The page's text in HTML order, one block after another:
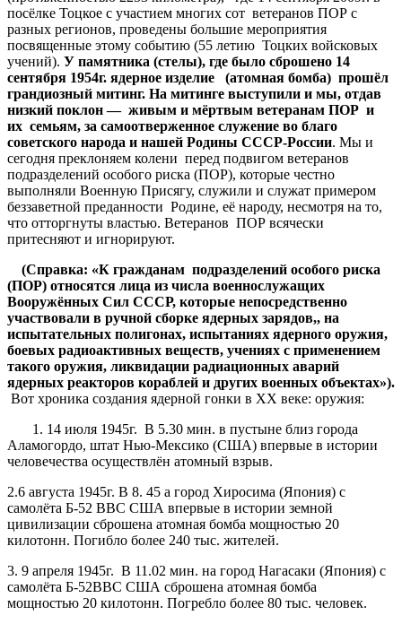
посёлке Тоцкое с участием многих сот ветеранов ПОР с
разных регионов, проведены большие мероприятия
посвященные этому событию (55 летию Тоцких войсковых
учений). У памятника (стелы), где было сброшено 14
сентября 1954г. ядерное изделие (атомная бомба) прошёл
грандиозный митинг. На митинге выступили и мы, отдав
низкий поклон — живым и мёртвым ветеранам ПОР и
их семьям, за самоотверженное служение во благо
советского народа и нашей Родины СССР-России. Мы и
сегодня преклоняем колени перед подвигом ветеранов
подразделений особого риска (ПОР), которые честно
выполняли Военную Присягу, служили и служат примером
беззаветной преданности Родине, её народу, несмотря на то,
что отторгнуты властью. Ветеранов ПОР всячески
притесняют и игнорируют.
(Справка: «К гражданам подразделений особого риска
(ПОР) относятся лица из числа военнослужащих
Вооружённых Сил СССР, которые непосредственно
участвовали в ручной сборке ядерных зарядов,, на
испытательных полигонах, испытаниях ядерного оружия,
боевых радиоактивных веществ, учениях с применением
такого оружия, ликвидации радиационных аварий
ядерных реакторов кораблей и других военных объектах»).
Вот хроника создания ядерной гонки в ХХ веке: оружия:
1. 14 июля 1945г. В 5.30 мин. в пустыне близ города
Аламогордо, штат Нью-Мексико (США) впервые в истории
человечества осуществлён атомный взрыв.
2.6 августа 1945г. В 8. 45 а город Хиросима (Япония) с
самолёта Б-52 ВВС США впервые в истории земной
цивилизации сброшена атомная бомба мощностью 20
килотонн. Погибло более 240 тыс. жителей.
3. 9 апреля 1945г. В 11.02 мин. на город Нагасаки (Япония) с
самолёта Б-52ВВС США сброшена атомная бомба
мощностью 20 килотонн. Погребло более 80 тыс. человек.